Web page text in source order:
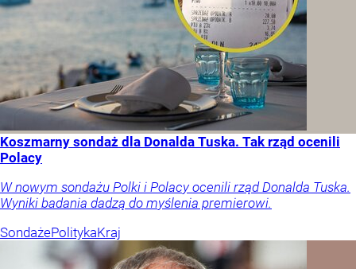
Koszmarny sondaż dla Donalda Tuska. Tak rząd ocenili
Polacy
W nowym sondażu Polki i Polacy ocenili rząd Donalda Tuska.
Wyniki badania dadzą do myślenia premierowi.
SondażePolitykaKraj